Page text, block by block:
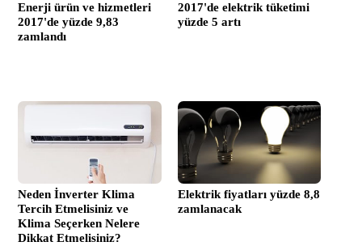
Enerji ürün ve hizmetleri
2017'de yüzde 9,83
zamlandı
2017'de elektrik tüketimi
yüzde 5 artı
Neden İnverter Klima
Tercih Etmelisiniz ve
Klima Seçerken Nelere
Dikkat Etmelisiniz?
Elektrik fiyatları yüzde 8,8
zamlanacak